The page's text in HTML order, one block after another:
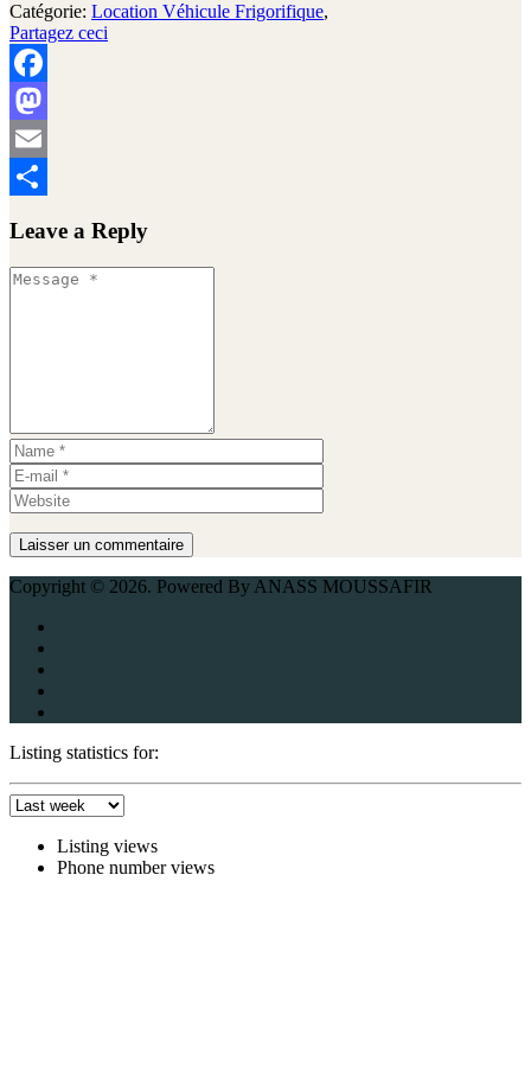
Catégorie: Location Véhicule Frigorifique,
Partagez ceci
Facebook
Mastodon
Email
Leave a Reply
Copyright © 2026. Powered By ANASS MOUSSAFIR
Listing statistics for:
Listing views
Phone number views